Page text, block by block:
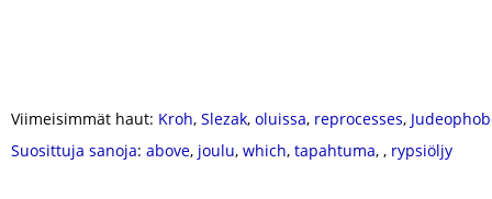
Viimeisimmät haut: Kroh, Slezak, oluissa, reprocesses,
Suosittuja sanoja: above, joulu, which, tapahtuma, , rypsiöljy